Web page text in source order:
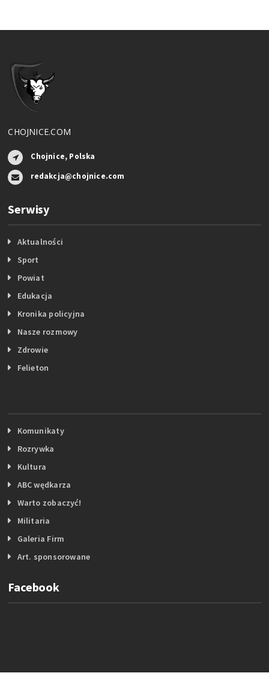
CHOJNICE.COM
Chojnice, Polska
redakcja@chojnice.com
Serwisy
Aktualności
Sport
Powiat
Edukacja
Kronika policyjna
Nasze rozmowy
Zdrowie
Felieton
Komunikaty
Rozrywka
Kultura
ABC wędkarza
Warto zobaczyć!
Militaria
Galeria Firm
Art. sponsorowane
Facebook